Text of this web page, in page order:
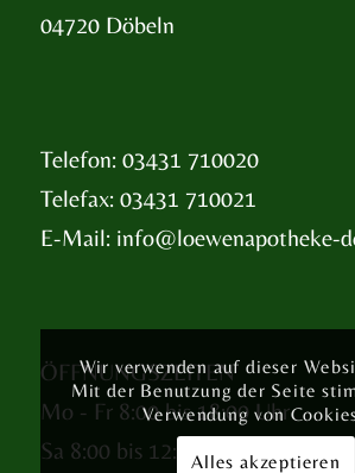
04720 Döbeln
Telefon: 03431 710020
Telefax: 03431 710021
E-Mail: info@loewenapotheke-
ÖFFNUNGSZEITEN
Mo - Fr 8:00 bis 18:00 Uhr
Sa 8:00 bis 12:00 Uhr
Wir verwenden auf dieser
Mit der Benutzung der Seite
Verwendung von
Alles akzeptieren